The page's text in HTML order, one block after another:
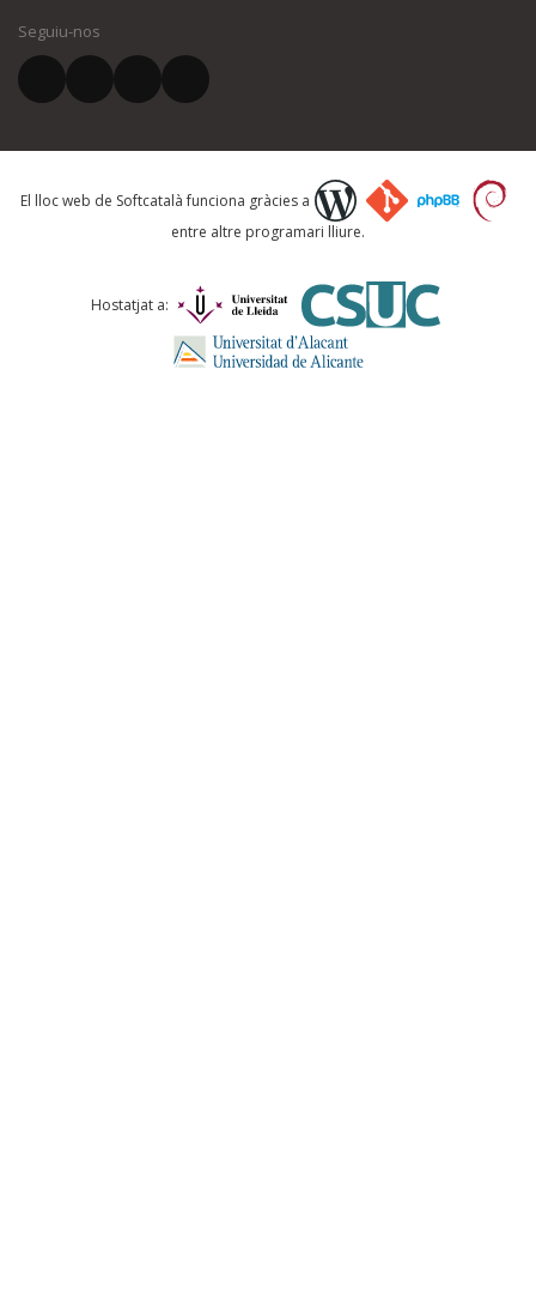
El vostre correu electrònic *
Què proposeu?
Comentari *
Seguiu-nos
El lloc web de Softcatalà funciona gràcies a
entre altre programari lliure.
Hostatjat a: